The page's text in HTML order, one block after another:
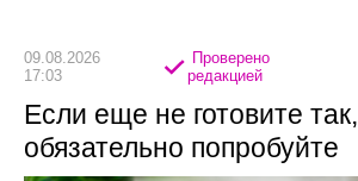
09.08.2026
17:03
Проверено
редакцией
Если еще не готовите так,
обязательно попробуйте